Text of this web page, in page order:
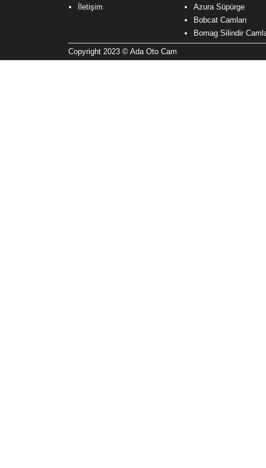
İletişim
Azura Süpürge
Bobcat Camları
Bomag Silindir
Copyright 2023 © Ada Oto Cam